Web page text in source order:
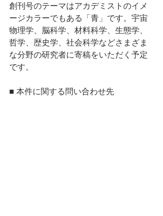
創刊号のテーマはアカデミストのイメ
ージカラーでもある「青」です。宇宙
物理学、脳科学、材料科学、生態学、
哲学、歴史学、社会科学などさまざま
な分野の研究者に寄稿をいただく予定
です。
■ 本件に関する問い合わせ先